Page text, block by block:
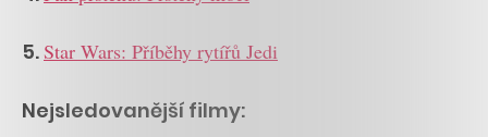
5.Star Wars: Příběhy rytířů Jedi
Nejsledovanější filmy: